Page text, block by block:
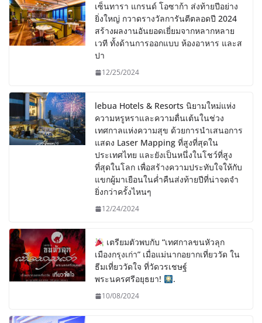
เซ็นทารา แกรนด์ โอซาก้า ส่งท้ายปีอย่าง
ยิ่งใหญ่ กวาดรางวัลการันตีตลอดปี 2024
สร้างผลงานอันยอดเยี่ยมจากหลากหลาย
เวที ทั้งด้านการออกแบบ ห้องอาหาร และส
ปา
12/25/2024
lebua Hotels & Resorts นิยามใหม่แห่ง
ความหรูหราและความตื่นเต้นในช่วง
เทศกาลแห่งความสุข ด้วยการนำเสนอการ
แสดง Laser Mapping ที่สูงที่สุดใน
ประเทศไทย และยังเป็นหนึ่งในโชว์ที่สูง
ที่สุดในโลก เพื่อสร้างความประทับใจให้กับ
แขกผู้มาเยือนในค่ำคืนส่งท้ายปีที่น่าจดจำ
ยิ่งกว่าครั้งไหนๆ
12/24/2024
เตรียมตัวพบกับ “เทศกาลขนหัวลุก
เมืองกรุงเก่า” เมื่อแม่นากอยากเที่ยววัด ใน
ธีมเที่ยววัดใจ ที่วัดวรเชษฐ์
พระนครศรีอยุธยา!
.
10/08/2024